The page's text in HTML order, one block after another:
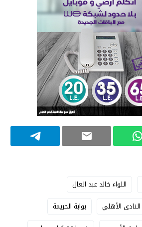
اللواء خالد عبد العال
النادى الأهلي
بوابة الجريمة